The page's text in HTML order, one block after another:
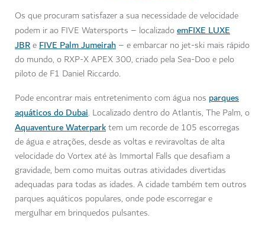
Os que procuram satisfazer a sua necessidade de velocidade
podem ir ao FIVE Watersports – localizadoemFIXE LUXE
JBReFIVE Palm Jumeirah – e embarcar no jet-ski mais rápido
do mundo, o RXP-X APEX 300, criado pela Sea-Doo e pelo
piloto de F1 Daniel Riccardo.
Pode encontrar mais entretenimento com água nos parques
aquáticos do Dubai. Localizado dentro do Atlantis, The Palm, o
Aquaventure Waterparktem um recorde de 105 escorregas
de água e atrações, desde as voltas e reviravoltas de alta
velocidade do Vortex até às Immortal Falls que desafiam a
gravidade, bem como muitas outras atividades divertidas
adequadas para todas as idades. A cidade também tem outros
parques aquáticos populares, onde pode escorregar e
mergulhar em brinquedos pulsantes.